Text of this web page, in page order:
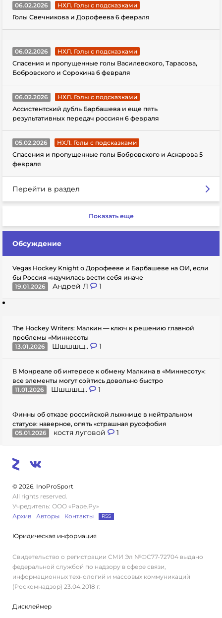
06.02.2026
НХЛ. Голы с подсказками
Голы Свечникова и Дорофеева 6 февраля
06.02.2026
НХЛ. Голы с подсказками
Спасения и пропущенные голы Василевского, Тарасова,
Бобровского и Сорокина 6 февраля
06.02.2026
НХЛ. Голы с подсказками
Ассистентский дубль Барбашева и еще пять
результативных передач россиян 6 февраля
05.02.2026
НХЛ. Голы с подсказками
Спасения и пропущенные голы Бобровского и Аскарова 5
февраля
Перейти в раздел
Показать еще
Обсуждение
Vegas Hockey Knight о Дорофееве и Барбашеве на ОИ, если
бы Россия «научилась вести себя иначе
19.01.2026
Андрей Л 1
The Hockey Writers: Малкин — ключ к решению главной
проблемы «Миннесоты
13.01.2026
Шшшшщ.. 1
В Монреале об интересе к обмену Малкина в «Миннесоту»:
все элементы могут сойтись довольно быстро
11.01.2026
Шшшшщ.. 1
Финны об отказе российской лыжнице в нейтральном
статусе: наверное, опять «страшная русофобия
05.01.2026
костя луговой 1
© 2026. InoProSport
All rights reserved.
Учредитель: ООО «Раре.Ру»
Архив
Авторы Контакты RSS
Юридическая информация
Свидетельство о регистрации СМИ Эл №ФС77-72704 выдано
федеральной службой по надзору в сфере связи,
информационных технологий и массовых коммуникаций
(Роскомнадзор) 23.04.2018 г.
Дисклеймер